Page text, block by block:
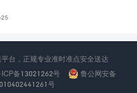
台，正规专业准时准点安全送达
ICP备13021262号
鲁公网安备
号